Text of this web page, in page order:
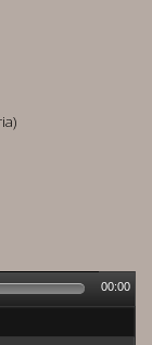
00:00